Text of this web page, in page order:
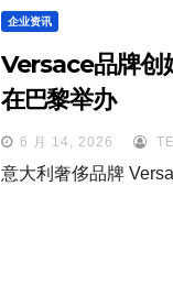
企业资讯
Versace品牌创
在巴黎举办
6 月 14, 2026
意大利奢侈品牌